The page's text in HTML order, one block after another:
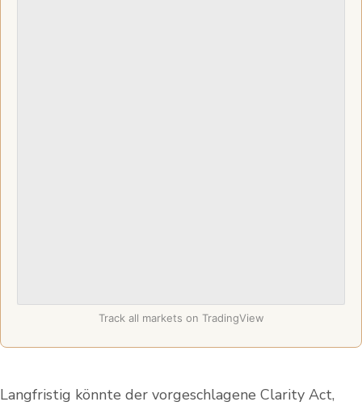
Track all markets on TradingView
Langfristig könnte der vorgeschlagene Clarity Act,